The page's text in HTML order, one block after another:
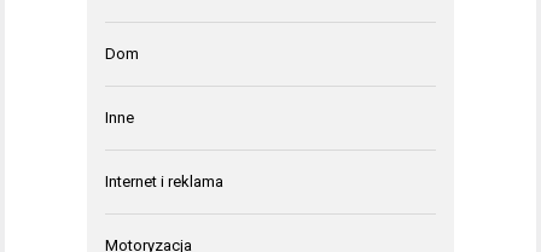
Dom
Inne
Internet i reklama
Motoryzacja